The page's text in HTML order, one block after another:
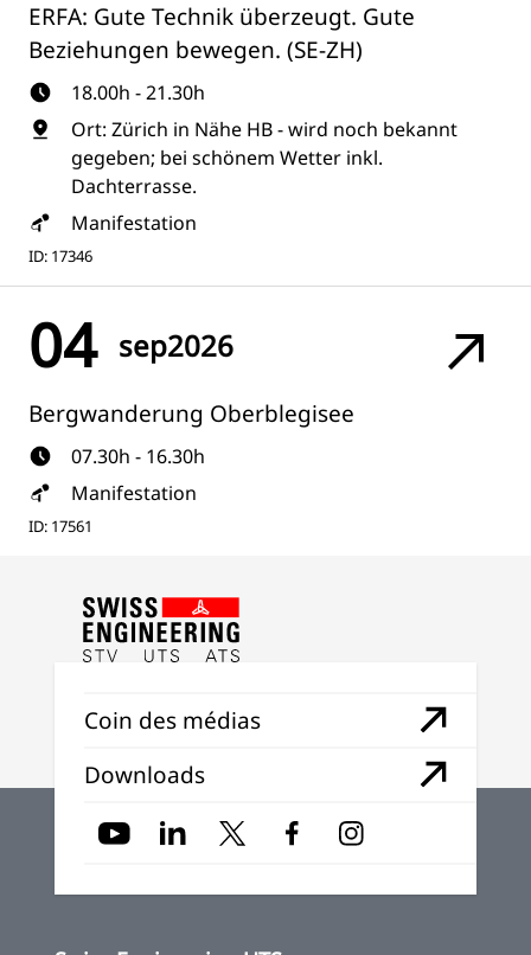
ERFA: Gute Technik überzeugt. Gute
Beziehungen bewegen. (SE-ZH)
18.00h - 21.30h
Ort: Zürich in Nähe HB - wird noch bekannt
gegeben; bei schönem Wetter inkl.
Dachterrasse.
Manifestation
ID: 17346
04 sep2026
Bergwanderung Oberblegisee
07.30h - 16.30h
Manifestation
ID: 17561
Coin des médias
Downloads